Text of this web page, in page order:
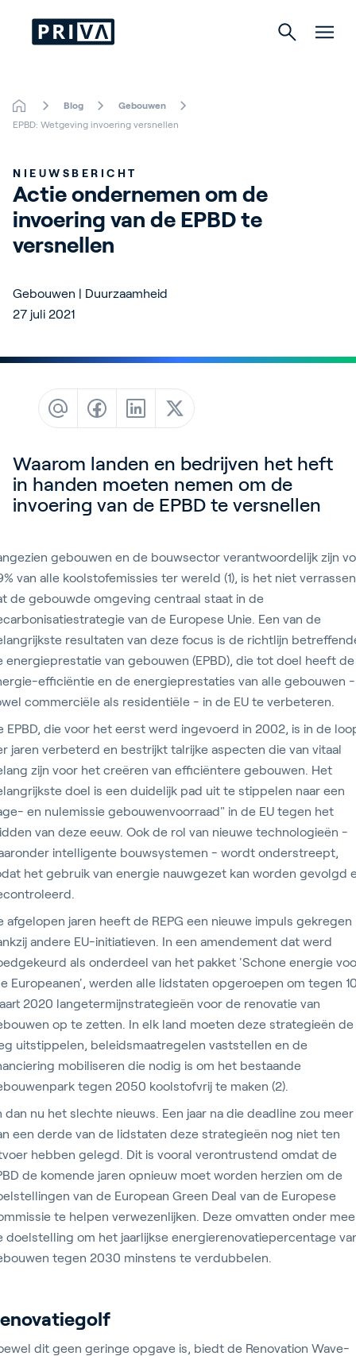
Tuinbouw
Indoor Growing
Blog
Customer Stories
Events
Service and Support
Partners
Inloggen
Nederlands
Blog
Gebouwen
EPBD: Wetgeving invoering versnellen
NIEUWSBERICHT
Actie ondernemen om de
invoering van de EPBD te
versnellen
Gebouwen | Duurzaamheid
27 juli 2021
Waarom landen en bedrijven het heft
in handen moeten nemen om de
invoering van de EPBD te versnellen
gebouwen en de bouwsector verantwoordelijk zijn
van alle koolstofemissies ter wereld (1), is het niet
de gebouwde omgeving centraal staat in de
van de Europese Unie. Een van de
resultaten van deze focus is de richtlijn
energieprestatie van gebouwen (EPBD), die tot doel heeft de
efficiëntie en de energieprestaties van alle gebouwen -
commerciële als residentiële - in de EU te verbeteren.
EPBD, die voor het eerst werd ingevoerd in 2002, is in de
jaren verbeterd en bestrijkt talrijke aspecten die van vitaal
zijn voor het creëren van efficiëntere gebouwen. Het
doel is een duidelijk pad uit te stippelen naar een
en nulemissie gebouwenvoorraad" in de EU tegen het
van deze eeuw. Ook de rol van nieuwe technologieën -
intelligente bouwsystemen - wordt onderstreept,
het gebruik van energie nauwgezet kan worden gevolgd
afgelopen jaren heeft de REPG een nieuwe impuls gekregen
andere EU-initiatieven. In een amendement dat werd
als onderdeel van het pakket 'Schone energie
Europeanen', werden alle lidstaten opgeroepen om tegen
2020 langetermijnstrategieën voor de renovatie van
op te zetten. In elk land moeten deze strategieën de
uitstippelen, beleidsmaatregelen vaststellen en de
mobiliseren die nodig is om het bestaande
tegen 2050 koolstofvrij te maken (2).
dan nu het slechte nieuws. Een jaar na die deadline zou meer
een derde van de lidstaten deze strategieën nog niet ten
hebben gelegd. Dit is vooral verontrustend omdat de
de komende jaren opnieuw moet worden herzien om de
van de European Green Deal van de Europese
te helpen verwezenlijken. Deze omvatten onder
doelstelling om het jaarlijkse energierenovatiepercentage
tegen 2030 minstens te verdubbelen.
dit geen geringe opgave is, biedt de Renovation Wave-